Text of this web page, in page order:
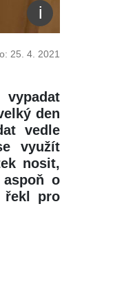
25. 4. 2021
den
vedle
využít
nosit,
o
řekl pro